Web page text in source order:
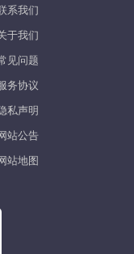
系我们
于我们
见问题
务协议
私声明
站公告
站地图